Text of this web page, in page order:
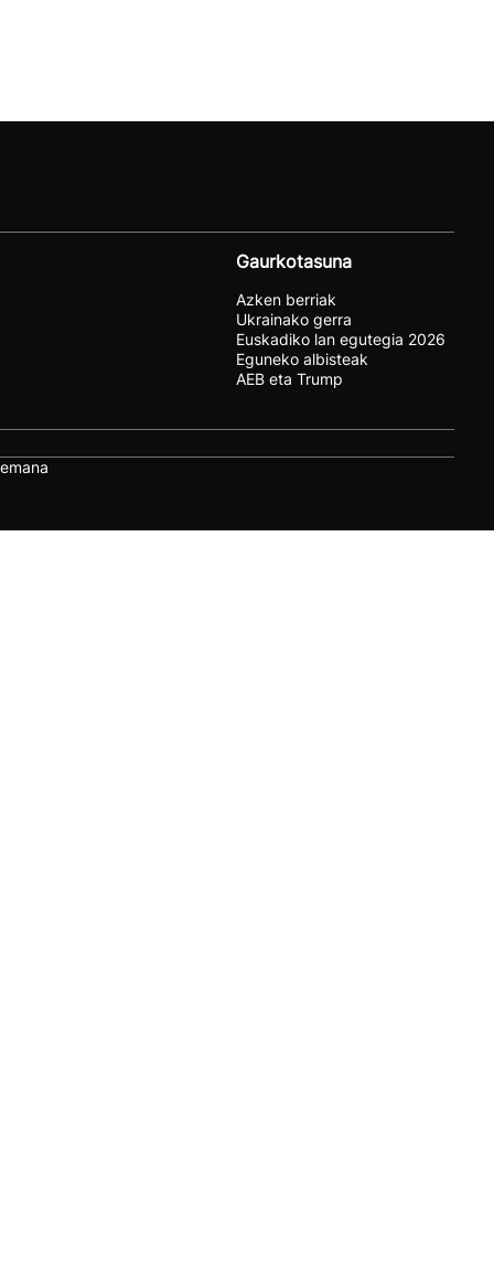
Gaurkotasuna
Azken berriak
Ukrainako gerra
Euskadiko lan egutegia 2026
Eguneko albisteak
AEB eta Trump